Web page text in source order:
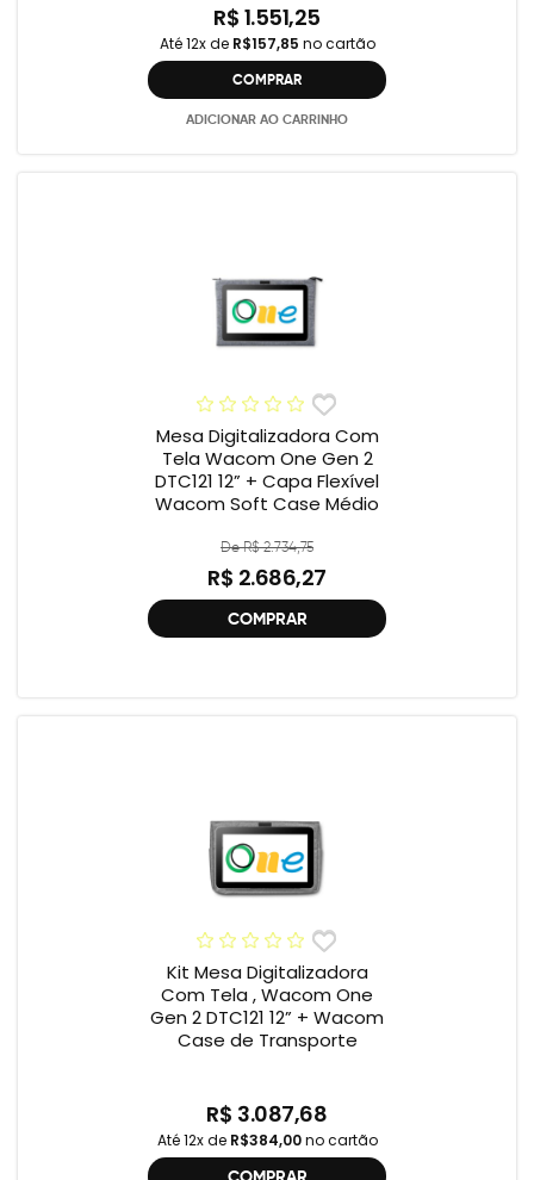
R$ 1.551,25
Até 12x de R$157,85 no cartão
COMPRAR
ADICIONAR AO CARRINHO
Mesa Digitalizadora Com
Tela Wacom One Gen 2
DTC121 12” + Capa Flexível
Wacom Soft Case Médio
De R$ 2.734,75
R$ 2.686,27
COMPRAR
Kit Mesa Digitalizadora
Com Tela , Wacom One
Gen 2 DTC121 12” + Wacom
Case de Transporte
R$ 3.087,68
Até 12x de R$384,00no cartão